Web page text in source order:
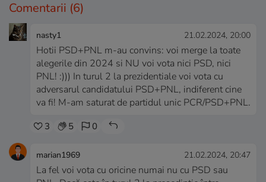
Comentarii (6)
nasty1 21.02.2024, 20:00
Hotii PSD+PNL m-au convins: voi merge la toate
alegerile din 2024 si NU voi vota nici PSD, nici
PNL! :))) In turul 2 la prezidentiale voi vota cu
adversarul candidatului PSD+PNL, indiferent cine
va fi! M-am saturat de partidul unic PCR/PSD+PNL.
3 5 0
marian1969 21.02.2024, 20:47
La fel voi vota cu oricine numai nu cu PSD sau